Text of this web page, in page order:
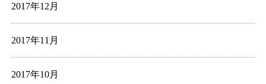
2017年12月
2017年11月
2017年10月